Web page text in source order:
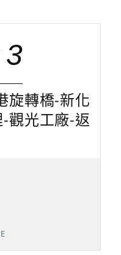
3
旋轉橋-新化
觀光工廠-返